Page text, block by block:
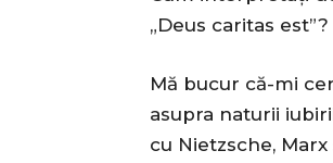
„Deus caritas est”?
Mă bucur că-mi
asupra naturii
cu Nietzsche,